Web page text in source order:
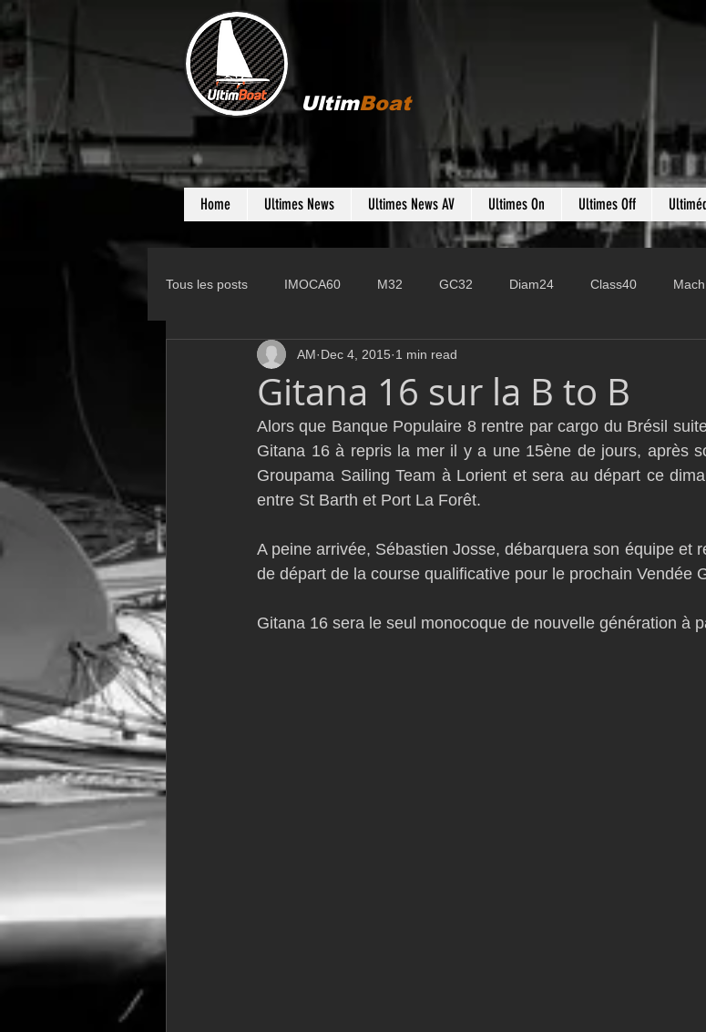
UltimBoat
Home Ultimes News Ultimes News AV Ultimes On Ultimes Off
Tous les posts IMOCA60 M32 GC32 Diam24 Class40
D35 Farr 280 Fast 40
Class Rhum JMD54 Botin 52 Classe 50 Figaro 3
TF35 Business AC75
Gitana 16 sur la B to B
AM Dec 4, 2015 1 min read
Alors que Banque Populaire 8 rentre par cargo du Brésil
Gitana 16 à repris la mer il y a une 15ène de jours, après
Groupama Sailing Team à Lorient et sera au départ ce
entre St Barth et Port La Forêt.
A peine arrivée, Sébastien Josse, débarquera son équipe et
de départ de la course qualificative pour le prochain Vendée
Gitana 16 sera le seul monocoque de nouvelle génération à